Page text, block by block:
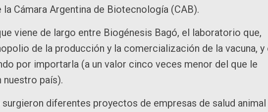
Cámara Argentina de Biotecnología (CAB).
viene de largo entre Biogénesis Bagó, el laboratorio que,
de la producción y la comercialización de la vacuna, y
por importarla (a un valor cinco veces menor del que le
país).
diferentes proyectos de empresas de salud animal